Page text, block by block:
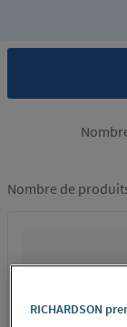
Nombre de
RICHARDSON